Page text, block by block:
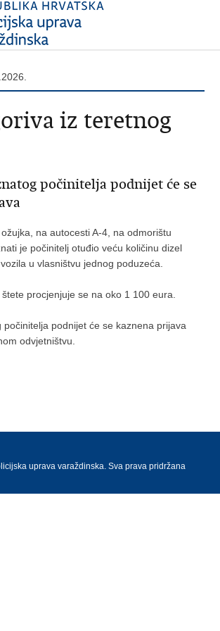
iz teretnog
počinitelja podnijet će se
na autocesti A-4, na odmorištu
je počinitelj otuđio veću količinu dizel
u vlasništvu jednog poduzeća.
procjenjuje se na oko 1 100 eura.
počinitelja podnijet će se kaznena prijava
odvjetništvu.
uprava varaždinska. Sva prava pridržana